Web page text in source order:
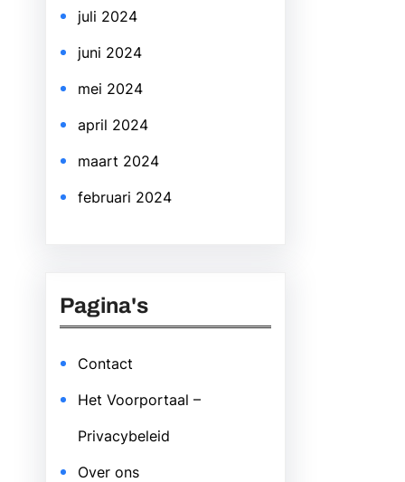
juli 2024
juni 2024
mei 2024
april 2024
maart 2024
februari 2024
Pagina's
Contact
Het Voorportaal –
Privacybeleid
Over ons